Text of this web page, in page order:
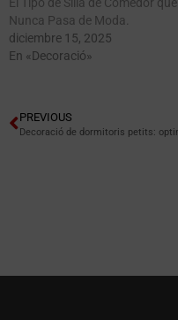
Nunca Pasa de Moda.
diciembre 15, 2025
En «Decoració»
PREVIOUS